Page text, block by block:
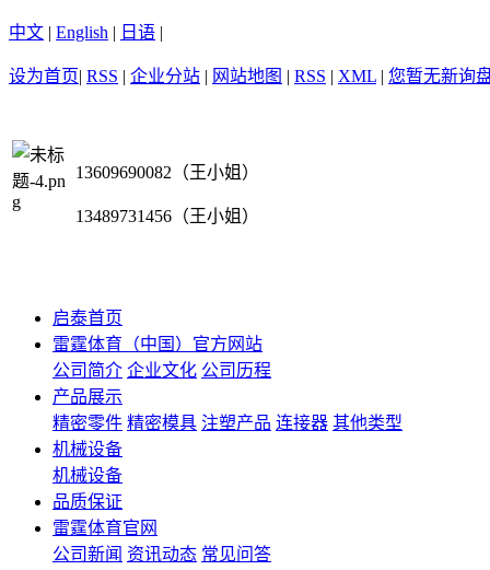
中文 | English | 日语 |
设为首页| RSS | 企业分站 | 网站地图 | RSS | XML | 您暂无新询
13609690082（王小姐）
13489731456（王小姐）
启泰首页
雷霆体育（中国）官方网站
公司简介 企业文化 公司历程
产品展示
精密零件 精密模具 注塑产品 连接器 其他类型
机械设备
机械设备
品质保证
雷霆体育官网
公司新闻 资讯动态 常见问答